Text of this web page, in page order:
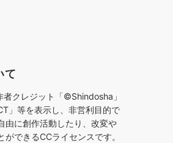
て
者クレジット「©︎Shindosha」
」等を表示し、非営利目的で
由に創作活動したり、改変や
できるCCライセンスです。